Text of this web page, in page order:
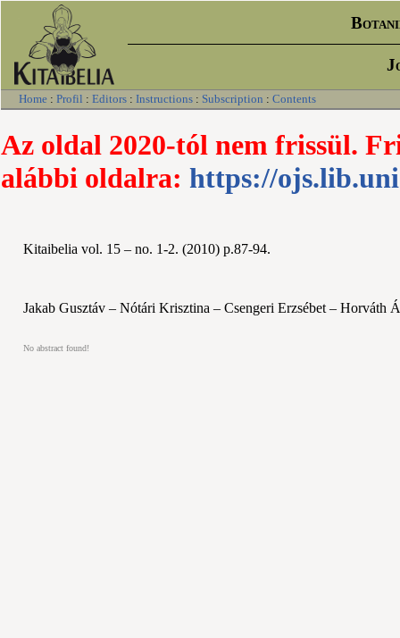
Home : Profil : Editors : Instructions : Subscription : Contents
Az oldal 2020-tól nem frissül.
alábbi oldalra: https://
Kitaibelia vol. 15 – no. 1-2. (2010) p.87-94.
Jakab Gusztáv – Nótári Krisztina – Csengeri Erzsébet – Horváth
No abstract found!